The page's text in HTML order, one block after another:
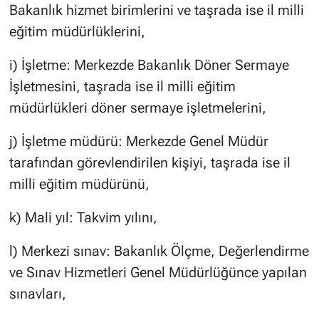
Bakanlık hizmet birimlerini ve taşrada ise il milli
eğitim müdürlüklerini,
i) İşletme: Merkezde Bakanlık Döner Sermaye
İşletmesini, taşrada ise il milli eğitim
müdürlükleri döner sermaye işletmelerini,
j) İşletme müdürü: Merkezde Genel Müdür
tarafından görevlendirilen kişiyi, taşrada ise il
milli eğitim müdürünü,
k) Mali yıl: Takvim yılını,
l) Merkezi sınav: Bakanlık Ölçme, Değerlendirme
ve Sınav Hizmetleri Genel Müdürlüğünce yapılan
sınavları,